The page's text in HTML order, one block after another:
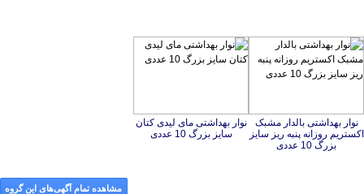
نوار بهداشتی بالدار مشبک
اکستریم روزانه پنبه ریز سایز
بزرگ 10 عددی
نوار بهداشتی مای لیدی کتان
سایز بزرگ 10 عددی
مشاهده تمام آگهی‌های این گروه